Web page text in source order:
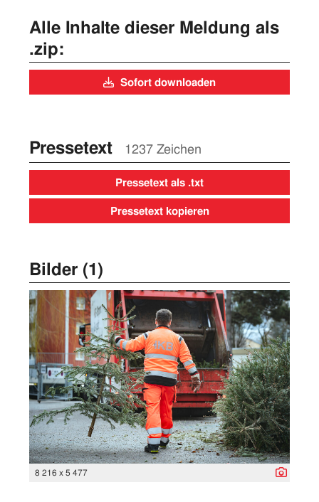
Alle Inhalte dieser Meldung als
.zip:
Sofort downloaden
Pressetext 1237 Zeichen
Pressetext als .txt
Pressetext kopieren
Bilder (1)
8 216 x 5 477